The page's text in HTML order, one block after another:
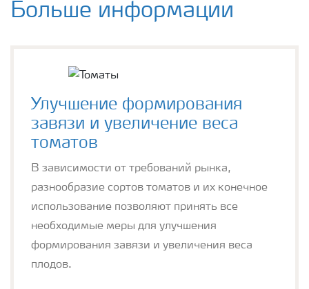
Больше информации
Улучшение формирования
завязи и увеличение веса
томатов
В зависимости от требований рынка,
разнообразие сортов томатов и их конечное
использование позволяют принять все
необходимые меры для улучшения
формирования завязи и увеличения веса
плодов.